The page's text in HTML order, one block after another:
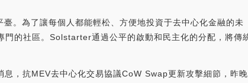
。為了讓每個人都能輕松、方便地投資于去中心化金融的未
的社區。Solstarter通過公平的啟動和民主化的分配，將傳
，抗MEV去中心化交易協議CoW Swap更新攻擊細節，昨